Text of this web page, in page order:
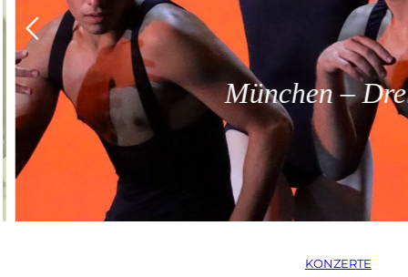
München –
KONZERTE